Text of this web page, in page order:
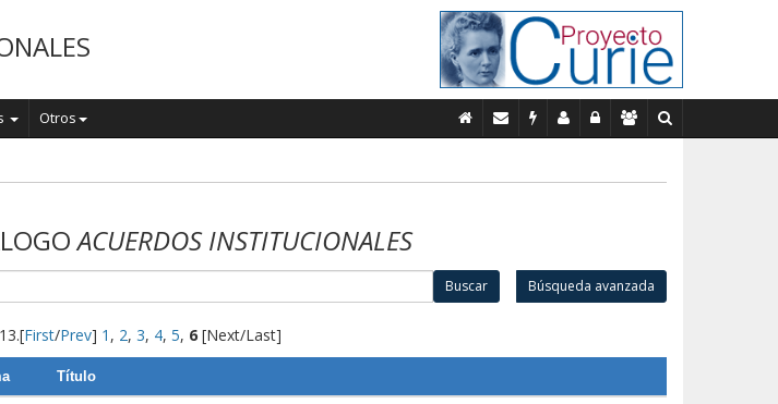
Otros
ACUERDOS INSTITUCIONALES
Buscar Búsqueda avanzada
[First/Prev] 1 , 2, 3, 4, 5, 6[Next/Last]
Título